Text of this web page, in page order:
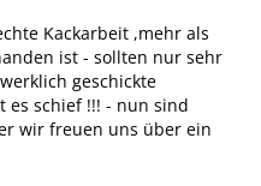
Kackarbeit ,mehr als
ist - sollten nur sehr
geschickte
es schief !!! - nun sind
wir freuen uns über ein